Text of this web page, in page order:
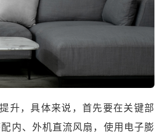
升，具体来说，首先要在关键部
内、外机直流风扇，使用电子膨